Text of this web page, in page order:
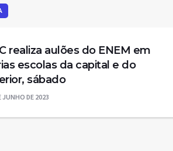
realiza aulões do ENEM em
escolas da capital e do
sábado
JUNHO DE 2023